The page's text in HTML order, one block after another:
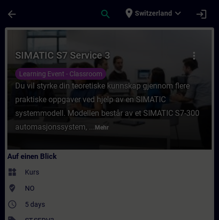
arrow_back search place Switzerland expand_more login
Kurs - SIMATIC S7 Service 3 - Training -
more_vert
SIMATIC S7 Service 3
Learning Event - Classroom
Du vil styrke din teoretiske kunnskap gjennom flere
praktiske oppgaver ved hjelp av en SIMATIC
systemmodell. Modellen består av et SIMATIC S7-300
automasjonssystem, ... Mehr
Auf einen Blick
widgets Kurs
where_to_vote NO
access_time 5 days